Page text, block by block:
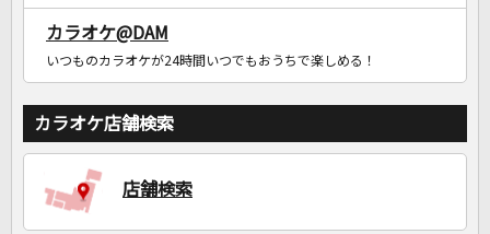
カラオケ@DAM
いつものカラオケが24時間いつでもおうちで楽しめる！
カラオケ店舗検索
店舗検索